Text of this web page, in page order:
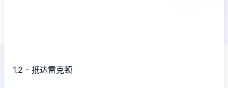
1.2 - 抵达雷克顿